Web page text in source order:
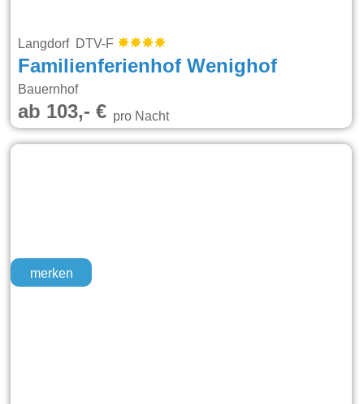
Langdorf DTV-F
Familienferienhof Wenighof
Bauernhof
ab 103,- €pro Nacht
merken